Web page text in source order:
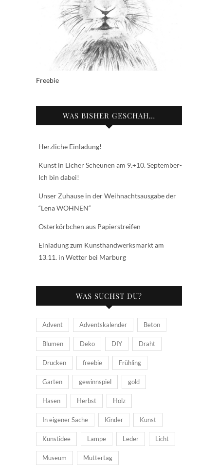
Freebie
WAS BISHER GESCHAH…
Herzliche Einladung!
Kunst in Licher Scheunen am 9.+10. September-
Ich bin dabei!
Unser Zuhause in der Weihnachtsausgabe der
“Lena WOHNEN“
Osterkörbchen aus Papierstreifen
Einladung zum Kunsthandwerksmarkt am
13.11. in Wetter bei Marburg
WAS SUCHST DU?
Advent Adventskalender Beton
Blumen Deko DIY Draht
Drucken freebie Frühling
Garten gewinnspiel gold
Hasen Herbst Holz
In eigener Sache Kinder Kunst
Kunstidee Lampe Leder Licht
Museum Muttertag